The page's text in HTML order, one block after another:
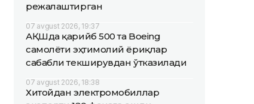
режалаштирган
07 avgust 2026, 19:37
АҚШда қарийб 500 та Boeing
самолёти эҳтимолий ёриқлар
сабабли текширувдан ўтказилади
07 avgust 2026, 18:38
Хитойдан электромобиллар